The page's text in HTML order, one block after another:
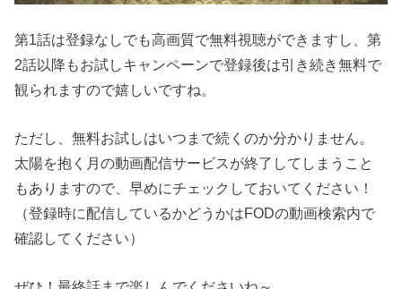
第1話は登録なしでも高画質で無料視聴ができますし、第
2話以降もお試しキャンペーンで登録後は引き続き無料で
観られますので嬉しいですね。
ただし、無料お試しはいつまで続くのか分かりません。
太陽を抱く月の動画配信サービスが終了してしまうこと
もありますので、早めにチェックしておいてください！
（登録時に配信しているかどうかはFODの動画検索内で
確認してください）